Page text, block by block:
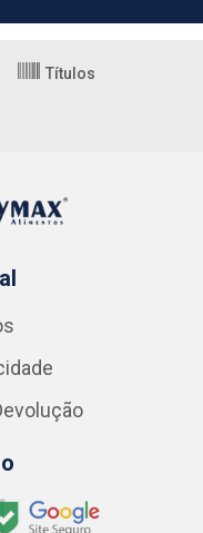
Títulos